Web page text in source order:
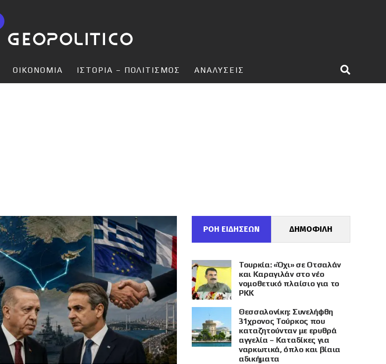
ΟΙΚΟΝΟΜΙΑ ΙΣΤΟΡΙΑ – ΠΟΛΙΤΙΣΜΟΣ ΑΝΑΛΥΣΕΙΣ
ΡΟΗ ΕΙΔΗΣΕΩΝ ΔΗΜΟΦΙΛΗ
Τουρκία: «Όχι» σε Οτσαλάν
και Καραγιλάν στο νέο
νομοθετικό πλαίσιο για το
PKK
Θεσσαλονίκη: Συνελήφθη
31χρονος Τούρκος που
καταζητούνταν με ερυθρά
αγγελία – Καταδίκες για
ναρκωτικά, όπλο και βίαια
αδικήματα